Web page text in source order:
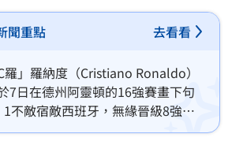
聞重點 去看看
」羅納度（Cristiano Ronaldo）
7日在德州阿靈頓的16強賽畫下句
不敵宿敵西班牙，無緣晉級8強。
C羅難掩激動情緒，邊擦拭淚水邊